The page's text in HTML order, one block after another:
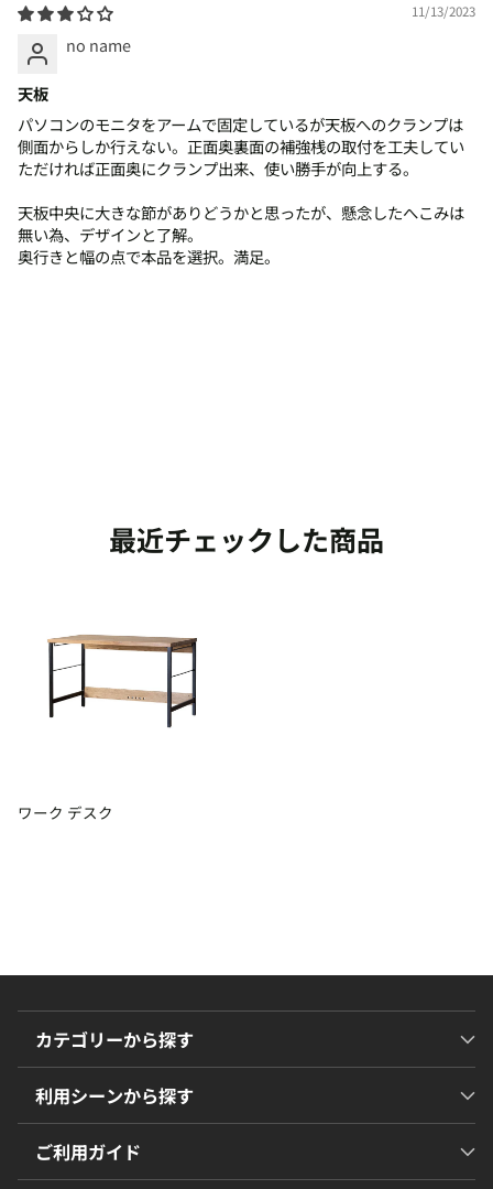
11/13/2023
no name
天板
パソコンのモニタをアームで固定しているが天板へのクランプは
側面からしか行えない。正面奥裏面の補強桟の取付を工夫してい
ただければ正面奥にクランプ出来、使い勝手が向上する。
天板中央に大きな節がありどうかと思ったが、懸念したへこみは
無い為、デザインと了解。
奥行きと幅の点で本品を選択。満足。
最近チェックした商品
ワーク デスク
カテゴリーから探す
利用シーンから探す
ご利用ガイド